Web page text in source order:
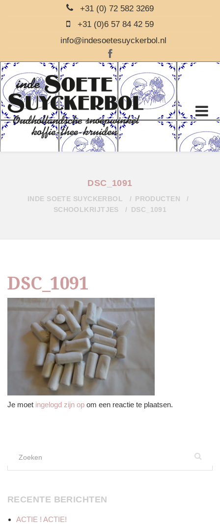
+31 (0) 72 582 3269
+31 (0)6 57 84 42 59
info@indesoetesuyckerbol.nl
DSC_1091
INDE SOETE SUYCKERBOL
PRODUCTEN
SCHOOLKRIJTJES
DSC_1091
DSC_1091
Je moet ingelogd zijn op om een reactie te plaatsen.
naar:
RECENTE BERICHTEN
ACTIE ! ACTIE!